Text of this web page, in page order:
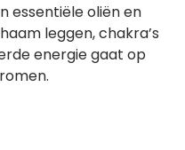
essentiële oliën en
leggen, chakra’s
energie gaat op